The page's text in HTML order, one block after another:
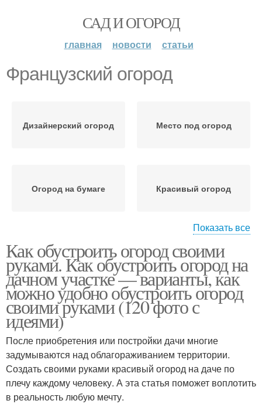
САД И ОГОРОД
главная новости статьи
Французский огород
Дизайнерский огород Место под огород
Огород на бумаге Красивый огород
Огород с цветами
Показать все
Как обустроить огород своими
руками. Как обустроить огород на
дачном участке — варианты, как
можно удобно обустроить огород
своими руками (120 фото с
идеями)
После приобретения или постройки дачи многие
задумываются над облагораживанием территории.
Создать своими руками красивый огород на даче по
плечу каждому человеку. А эта статья поможет воплотить
в реальность любую мечту.